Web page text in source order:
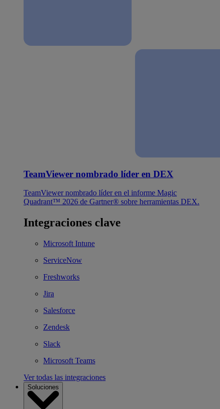
TeamViewer nombrado líder en DEX
TeamViewer nombrado líder en el informe Magic
Quadrant™ 2026 de Gartner® sobre herramientas DEX.
Integraciones clave
Microsoft Intune
ServiceNow
Freshworks
Jira
Salesforce
Zendesk
Slack
Microsoft Teams
Ver todas las integraciones
Soluciones